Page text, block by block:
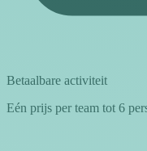
Betaalbare activiteit
Eén prijs per team tot 6